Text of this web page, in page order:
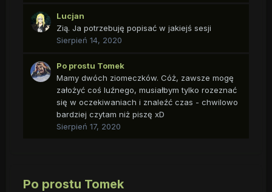
Lucjan
Zią. Ja potrzebuję popisać w jakiejś sesji
Sierpień 14, 2020
Po prostu Tomek
Mamy dwóch ziomeczków. Cóż, zawsze mogę
założyć coś luźnego, musiałbym tylko rozeznać
się w oczekiwaniach i znaleźć czas - chwilowo
bardziej czytam niż piszę xD
Sierpień 17, 2020
Po prostu Tomek